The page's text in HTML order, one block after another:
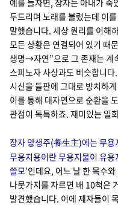
두드리며 노래를 불렀는데 이
말했습니다. 세상 원리를 이해
모든 상황은 연결되어 있기 때
생명→자연”으로 그 존재는 계
스피노자 사상과도 비슷합니
시신을 들판에 그대로 방치하
이를 통해 대자연으로 순환을
관점이 독특하죠. 재미있는 일
장자 양생주(養生主)에는 무용
무용지용이란 무용지물이 유용
쓸모’인데요, 어느 날 한 목수
나뭇가지를 자르면 배 10척은
발견했습니다. 이에 제자들이